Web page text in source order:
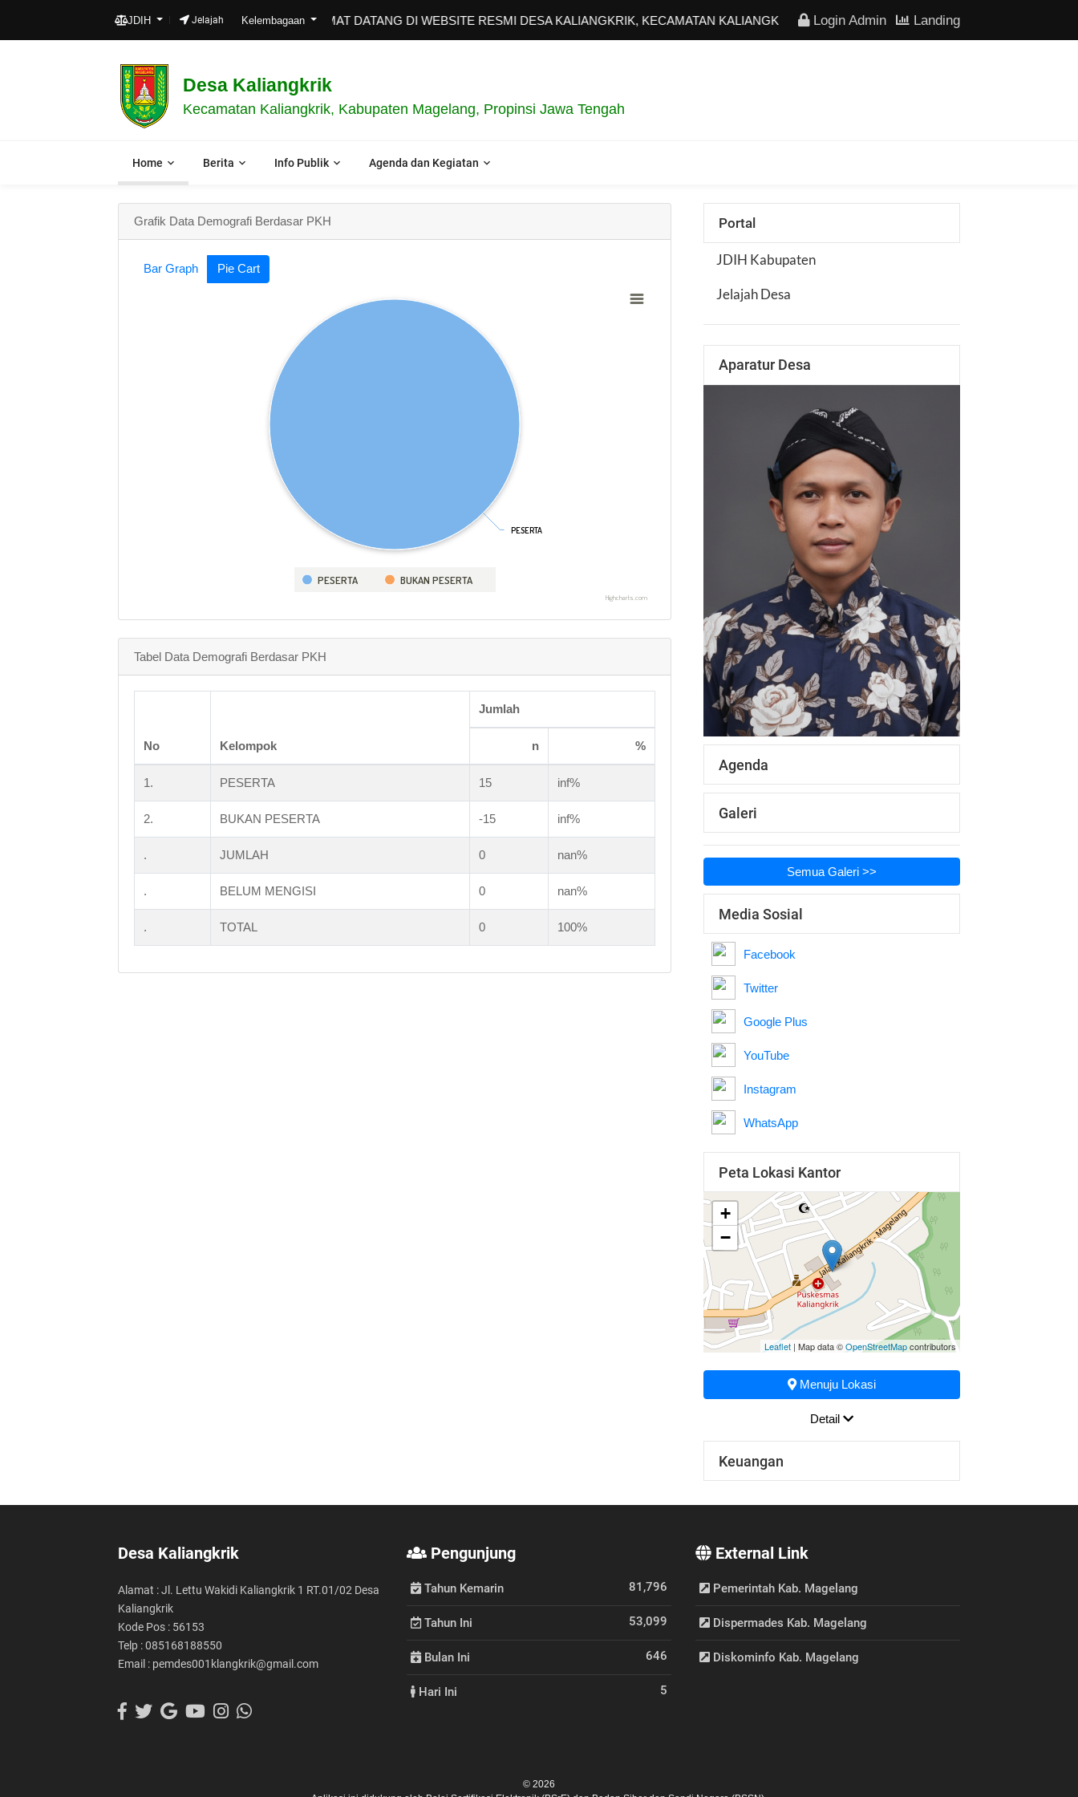
JDIH Jelajah Kelembagaan
SELAMAT DATANG DI WEBSITE RESMI DESA KALIANGKRIK, KECAMATAN KALIANGKRIK, KABUPATEN MAGELANG.
Login Admin Landing
Desa Kaliangkrik
Kecamatan Kaliangkrik, Kabupaten Magelang, Propinsi Jawa Tengah
Home Berita Info Publik Agenda dan Kegiatan
Grafik Data Demografi Berdasar PKH
Bar Graph Pie Cart
PESERTA
PESERTA
PESERTA BUKAN PESERTA
Highcharts.com
Tabel Data Demografi Berdasar PKH
No Kelompok
Jumlah
n %
1. PESERTA 15 inf%
2. BUKAN PESERTA -15 inf%
. JUMLAH 0 nan%
. BELUM MENGISI 0 nan%
. TOTAL 0 100%
Portal
JDIH Kabupaten
Jelajah Desa
Aparatur Desa
Agenda
Galeri
Semua Galeri >>
Media Sosial
Facebook
Twitter
Google Plus
YouTube
Instagram
WhatsApp
Peta Lokasi Kantor
+
−
Leaflet | Map data ©OpenStreetMapcontributors
Menuju Lokasi
Detail
Keuangan
Desa Kaliangkrik
Alamat : Jl. Lettu Wakidi Kaliangkrik 1 RT.01/02 Desa
Kaliangkrik
Kode Pos : 56153
Telp : 085168188550
Email : pemdes001klangkrik@gmail.com
Pengunjung
Tahun Kemarin 81,796
Tahun Ini 53,099
Bulan Ini 646
Hari Ini 5
External Link
Pemerintah Kab. Magelang
Dispermades Kab. Magelang
Diskominfo Kab. Magelang
© 2026